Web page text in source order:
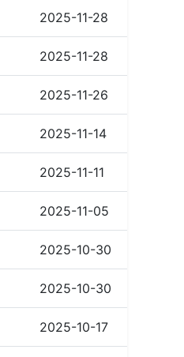
2025-11-28
2025-11-28
2025-11-26
2025-11-14
2025-11-11
2025-11-05
2025-10-30
2025-10-30
2025-10-17